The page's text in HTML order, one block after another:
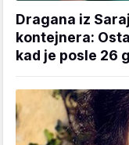
Dragana iz
kontejnera:
kad je posle 26